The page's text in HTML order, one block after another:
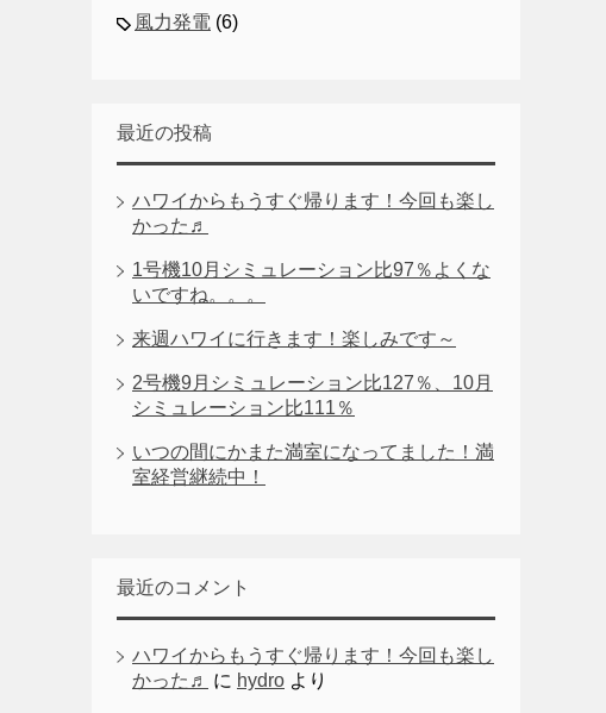
風力発電 (6)
最近の投稿
ハワイからもうすぐ帰ります！今回も楽し
かった♬
1号機10月シミュレーション比97％よくな
いですね。。。
来週ハワイに行きます！楽しみです～
2号機9月シミュレーション比127％、10月
シミュレーション比111％
いつの間にかまた満室になってました！満
室経営継続中！
最近のコメント
ハワイからもうすぐ帰ります！今回も楽し
かった♬
に hydro より